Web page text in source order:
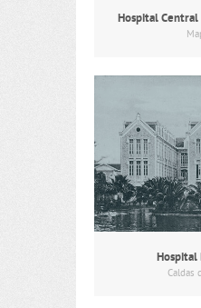
Hospital
Hospital
Caldas